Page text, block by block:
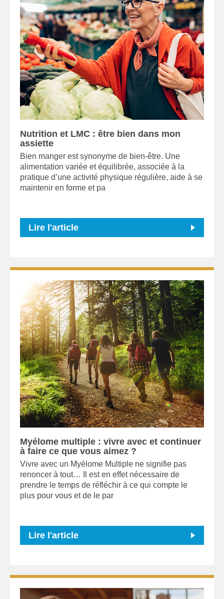
Nutrition et LMC : être bien dans mon
assiette
Bien manger est synonyme de bien-être. Une
alimentation variée et équilibrée, associée à la
pratique d’une activité physique régulière, aide à se
maintenir en forme et pa
Lire l'article
Myélome multiple : vivre avec et continuer
à faire ce que vous aimez ?
Vivre avec un Myélome Multiple ne signifie pas
renoncer à tout… Il est en effet nécessaire de
prendre le temps de réfléchir à ce qui compte le
plus pour vous et de le par
Lire l'article